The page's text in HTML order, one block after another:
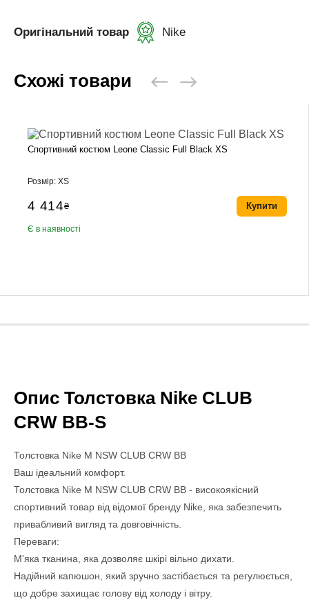
Оригінальний товар Nike
Схожі товари
Спортивний костюм Leone Classic Full Black XS
Розмір: XS
4 414₴
Є в наявності
Купити
Опис Толстовка Nike CLUB
CRW BB-S
Толстовка Nike M NSW CLUB CRW BB
Ваш ідеальний комфорт.
Толстовка Nike M NSW CLUB CRW BB - високоякісний
спортивний товар від відомої бренду Nike, яка забезпечить
привабливий вигляд та довговічність.
Переваги:
М'яка тканина, яка дозволяє шкірі вільно дихати.
Надійний капюшон, який зручно застібається та регулюється,
що добре захищає голову від холоду і вітру.